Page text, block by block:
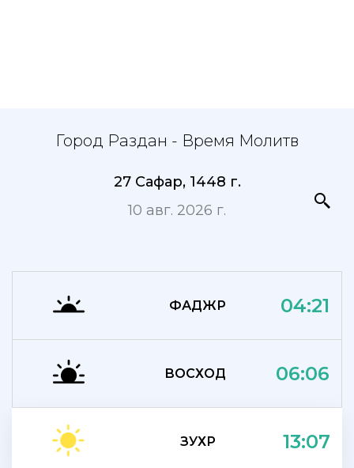
Город Раздан - Время Молитв
27 Сафар, 1448 г.
10 авг. 2026 г.
ФАДЖР 04:21
ВОСХОД 06:06
ЗУХР 13:07